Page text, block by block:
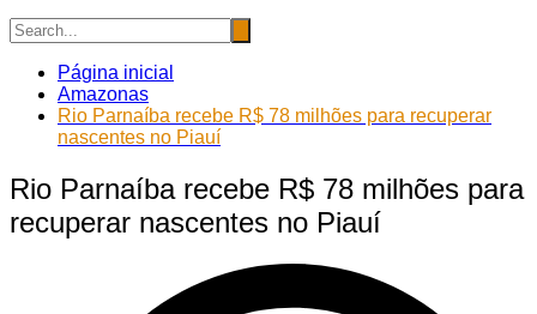
Página inicial
Amazonas
Rio Parnaíba recebe R$ 78 milhões para recuperar
nascentes no Piauí
Rio Parnaíba recebe R$ 78 milhões para
recuperar nascentes no Piauí